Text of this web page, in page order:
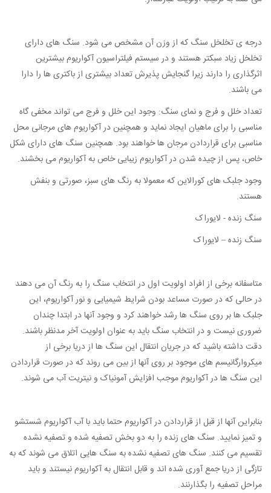
درجه ی تخلخل سنگ که از وزن آن مشخص می شود. سنگ های دارای
تخلخل زیاد سبکتر هستند و در سیستم فیلتراسیون آکواریوم بیشترین
اثرگذاری را دارند زیرا گنجایش پذیرش تعداد بیشتری از باکتری ها را دارا
می باشند.
تعداد خلل و فرج و نمای سنگ: وجود این خلل و فرج می تواند مخفی گاه
مناسبی را برای ماهیان ایجاد نماید و همچنین در آکواریوم های مرجانی محل
مناسبی برای قراردادن مرجان ها خواهند بود. همچنین سنگ های دارای شکل
خاص، پس از چیده شدن در آکواریوم زیبایی خاص به آکواریوم می بخشند.
وجود جلبک های کورالاین که معمولا به رنگ های سبز، صورتی و بنفش
هستند.
سنگ زنده - لایوراک
سنگ زنده – لایوراک
متاسفانه برخی از افراد اولویت اول در انتخاب سنگ را به رنگ آن می دهند
در حالی که در صورت مساعد بودن شرایط شیمیایی و نور آکواریوم، این
جلبک ها بر روی سنگ ها رشد خواهند کرد و وجود آنها در ابتدا چندان
ضروری نیست و در انتخاب سنگ باید به عنوان اولویت آخر مدنظر باشند.
دقت داشته باشید که در جریان انتقال این سنگ ها از دریا برخی از
میکروارگانیسم های موجود بر روی آنها از بین می روند که در صورت قراردادن
این سنگ ها در آکواریوم موجب افزایش آمونیاک و نیتریت آب می شوند.
بنابراین آنها از قبل از قراردادن در آکواریوم حتما باید با آب آکواریوم شستشو
و تمیز نمایید. سنگ های زنده را به دو بخش تصفیه شده و تصفیه نشده
تقسیم می کنند. سنگ های تصفیه نشده به سنگ هایی اتلاق می شوند که به
تازگی از دریا جمع آوری شده اند و قابل انتقال به آکواریوم نیستند و باید
مراحل تصفیه را بگذارنند.